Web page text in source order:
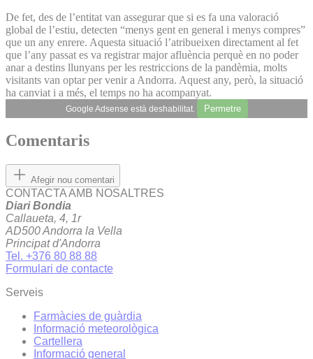
De fet, des de l’entitat van assegurar que si es fa una valoració
global de l’estiu, detecten “menys gent en general i menys compres”
que un any enrere. Aquesta situació l’atribueixen directament al fet
que l’any passat es va registrar major afluència perquè en no poder
anar a destins llunyans per les restriccions de la pandèmia, molts
visitants van optar per venir a Andorra. Aquest any, però, la situació
ha canviat i a més, el temps no ha acompanyat.
Google Adsense està deshabilitat. Permetre
Comentaris
Afegir nou comentari
CONTACTA AMB NOSALTRES
Diari Bondia
Callaueta, 4, 1r
AD500 Andorra la Vella
Principat d'Andorra
Tel. +376 80 88 88
Formulari de contacte
Serveis
Farmàcies de guàrdia
Informació meteorològica
Cartellera
Informació general